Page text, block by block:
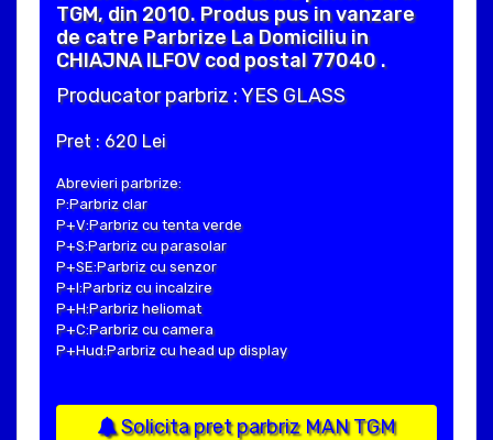
TGM, din 2010. Produs pus in vanzare
de catre Parbrize La Domiciliu in
CHIAJNA ILFOV cod postal 77040 .
Producator parbriz : YES GLASS
Pret : 620 Lei
Abrevieri parbrize:
P:Parbriz clar
P+V:Parbriz cu tenta verde
P+S:Parbriz cu parasolar
P+SE:Parbriz cu senzor
P+I:Parbriz cu incalzire
P+H:Parbriz heliomat
P+C:Parbriz cu camera
P+Hud:Parbriz cu head up display
Solicita pret parbriz MAN TGM